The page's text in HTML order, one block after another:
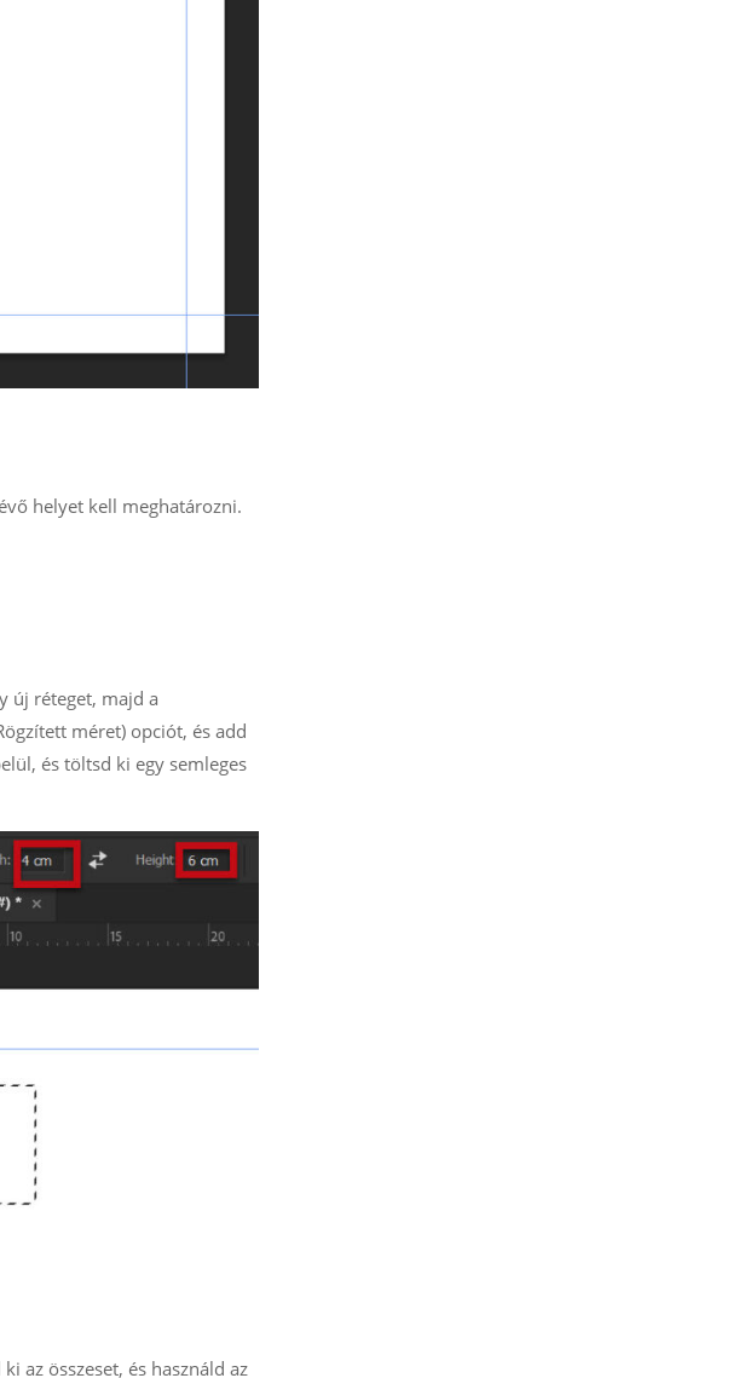
helyet kell meghatározni.
új réteget, majd a
méret) opciót, és add
és töltsd ki egy semleges
az összeset, és használd az